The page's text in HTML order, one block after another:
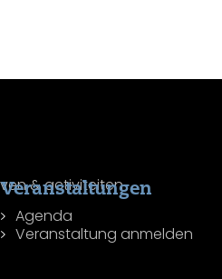
Veranstaltungen
Agenda
Veranstaltung anmelden